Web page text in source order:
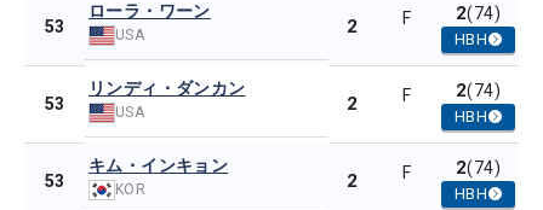
53
ローラ・ワーン
USA 2 F 2(74)
HBH
53
リンディ・ダンカン
USA 2 F 2(74)
HBH
53
キム・インキョン
KOR 2 F 2(74)
HBH